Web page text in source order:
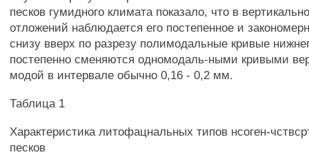
песков гумидного климата показало, что в
отложений наблюдается его постепенное и
снизу вверх по разрезу полимодальные кривые
постепенно сменяются одномодаль-ными кривыми
модой в интервале обычно 0,16 - 0,2 мм.
Таблица 1
Характеристика литофацнальных типов нсоген-
песков